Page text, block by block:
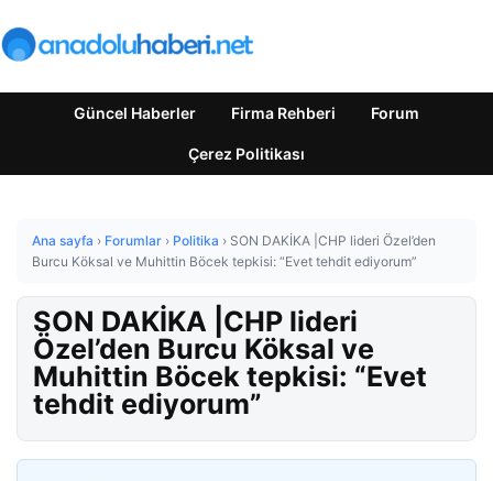
Güncel Haberler Firma Rehberi Forum
Çerez Politikası
Ana sayfa › Forumlar › Politika › SON DAKİKA |CHP lideri Özel’den
Burcu Köksal ve Muhittin Böcek tepkisi: “Evet tehdit ediyorum”
SON DAKİKA |CHP lideri
Özel’den Burcu Köksal ve
Muhittin Böcek tepkisi: “Evet
tehdit ediyorum”